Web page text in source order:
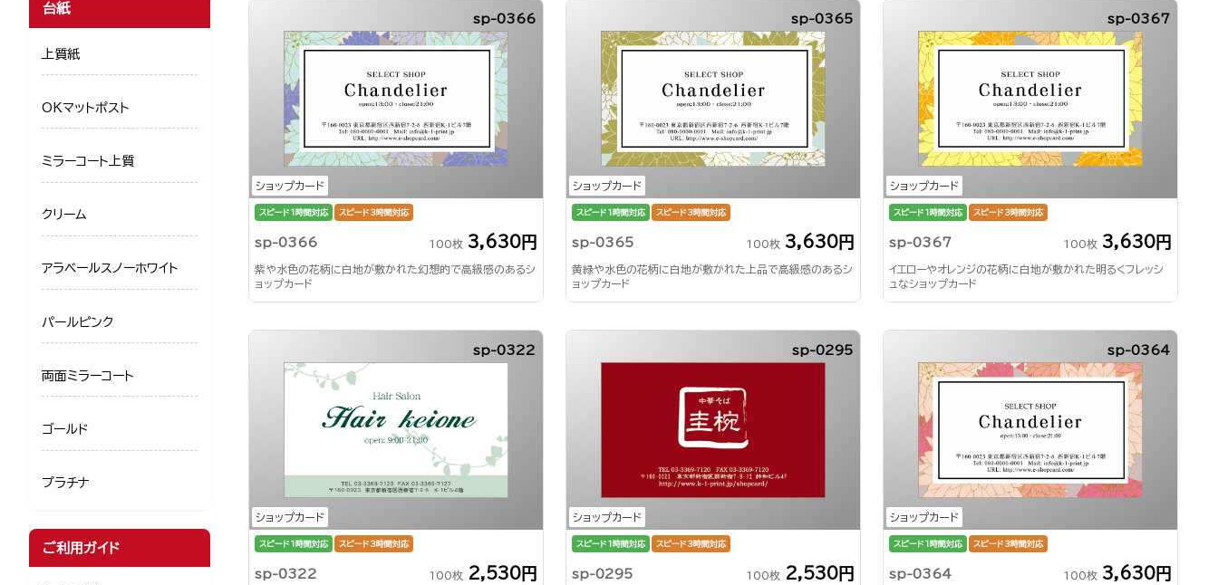
ショップカード
sp-0366
スピード1時間対応 スピード3時間対応
sp-0366 100枚 3,630円
紫や水色の花柄に白地が敷かれた幻想的で高級感のあるシ
ョップカード
ショップカード
sp-0365
スピード1時間対応 スピード3時間対応
sp-0365 100枚 3,630円
黄緑や水色の花柄に白地が敷かれた上品で高級感のあるシ
ョップカード
ショップカード
sp-0367
スピード1時間対応 スピード3時間対応
sp-0367 100枚 3,630円
イエローやオレンジの花柄に白地が敷かれた明るくフレッシ
ュなショップカード
ショップカード
sp-0322
スピード1時間対応 スピード3時間対応
sp-0322 100枚 2,530円
ショップカード
sp-0295
スピード1時間対応 スピード3時間対応
sp-0295 100枚 2,530円
ショップカード
sp-0364
スピード1時間対応 スピード3時間対応
sp-0364 100枚 3,630円
台紙
上質紙
OKマットポスト
ミラーコート上質
クリーム
アラベールスノーホワイト
パールピンク
両面ミラーコート
ゴールド
プラチナ
ご利用ガイド